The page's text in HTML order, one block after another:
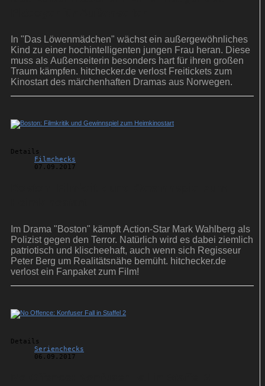
In "Das Löwenmädchen" wächst ein außergewöhnliches
Kind zu einer hochintelligenten jungen Frau heran. Diese
muss als Außenseiterin besonders hart für ihren großen
Traum kämpfen. hitchecker.de verlost Freitickets zum
Kinostart des märchenhaften Dramas aus Norwegen.
Details
Filmchecks
07.09.2017
Im Drama "Boston" kämpft Action-Star Mark Wahlberg als
Polizist gegen den Terror. Natürlich wird es dabei ziemlich
patriotisch und klischeehaft, auch wenn sich Regisseur
Peter Berg um Realitätsnähe bemüht. hitchecker.de
verlost ein Fanpaket zum Film!
Details
Serienchecks
06.09.2017